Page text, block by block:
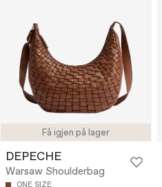
Få igjen på lager
DEPECHE
Warsaw Shoulderbag